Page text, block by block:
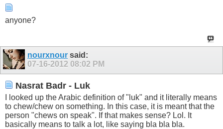
anyone?
nourxnour said:
07-16-2012 08:02 PM
Nasrat Badr - Luk
I looked up the Arabic definition of "luk" and it literally means
to chew/chew on something. In this case, it is meant that the
person "chews on speak". If that makes sense? Lol. It
basically means to talk a lot, like saying bla bla bla.